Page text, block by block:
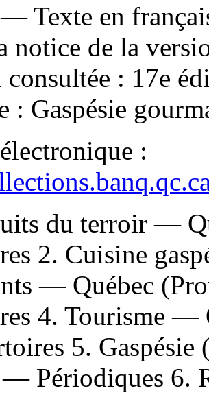
Texte en
notice de la
consultée : 17e
: Gaspésie
:
du terroir —
2. Cuisine
— Québec
4. Tourisme —
5.
Périodiques 6.